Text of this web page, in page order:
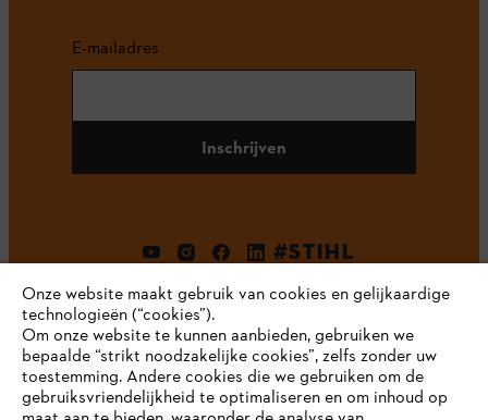
E-mailadres
Inschrijven
#STIHL
Onze website maakt gebruik van cookies en gelijkaardige
technologieën (“cookies”).
Om onze website te kunnen aanbieden, gebruiken we
bepaalde “strikt noodzakelijke cookies”, zelfs zonder uw
toestemming. Andere cookies die we gebruiken om de
gebruiksvriendelijkheid te optimaliseren en om inhoud op